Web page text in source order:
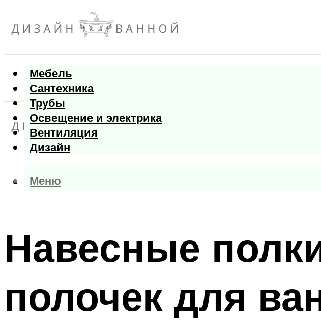
Мебель
Сантехника
Трубы
Освещение и электрика
Вентиляция
Дизайн
Меню
Меню
Навесные
полочек для